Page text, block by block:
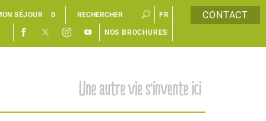
CONTACT
EN
FR
SÉJOUR 0
NOS BROCHURES